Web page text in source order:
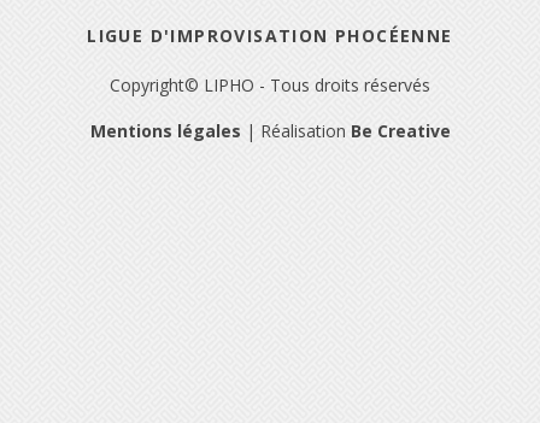
LIGUE D'IMPROVISATION PHOCÉENNE
Copyright© LIPHO - Tous droits réservés
Mentions légales | Réalisation Be Creative